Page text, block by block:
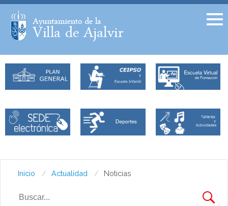
Facebook
Inicio Actualidad Noticias